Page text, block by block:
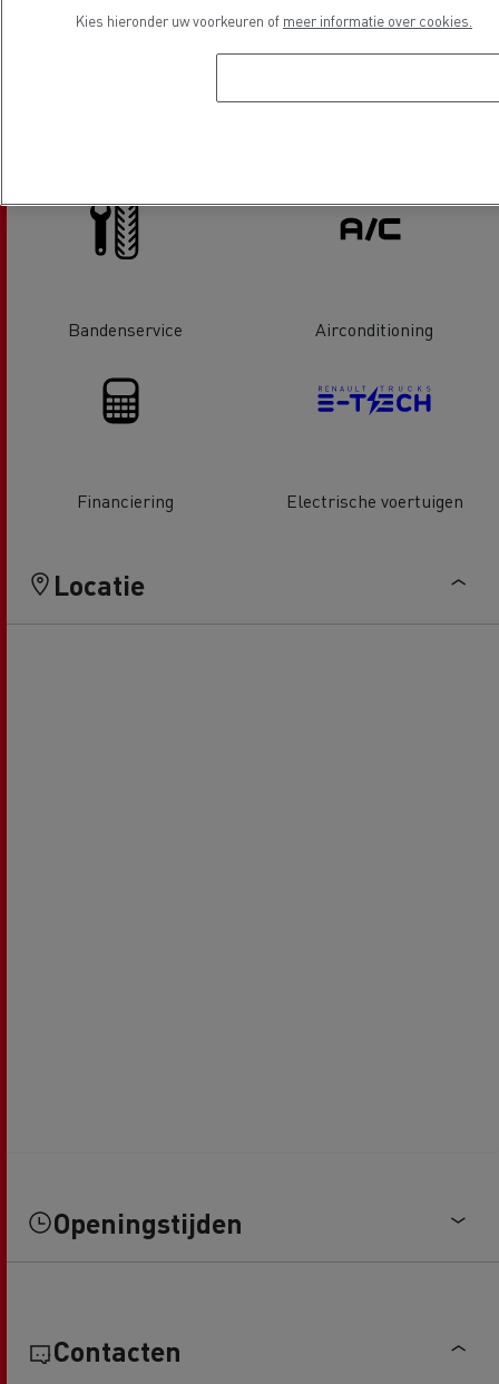
Bandenservice Airconditioning
Financiering Electrische voertuigen
Locatie
Openingstijden
Contacten
Kies hieronder uw voorkeuren of meer informatie over cookies.